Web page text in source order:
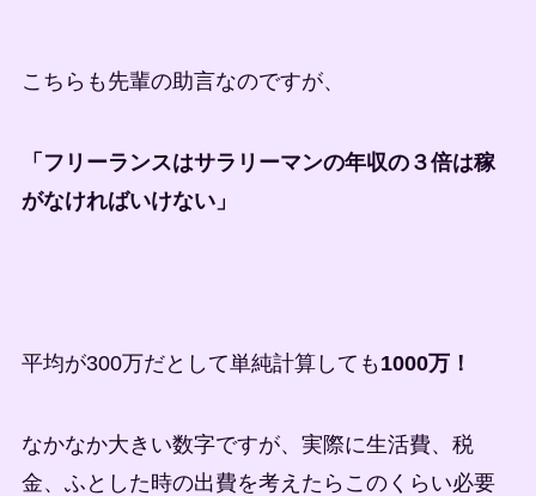
こちらも先輩の助言なのですが、
「フリーランスはサラリーマンの年収の３倍は稼
がなければいけない」
平均が300万だとして単純計算しても 1000万！
なかなか大きい数字ですが、実際に生活費、税
金、ふとした時の出費を考えたらこのくらい必要